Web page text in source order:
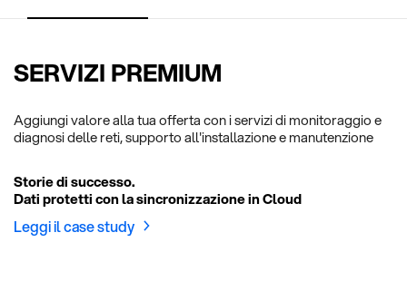
SERVIZI PREMIUM
Aggiungi valore alla tua offerta con i servizi di monitoraggio e
diagnosi delle reti, supporto all'installazione e manutenzione
Storie di successo.
Dati protetti con la sincronizzazione in Cloud
Leggi il case study